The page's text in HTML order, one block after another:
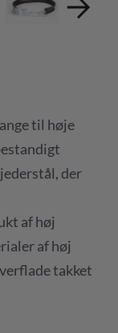
til høje
der
af høj
af høj
takket